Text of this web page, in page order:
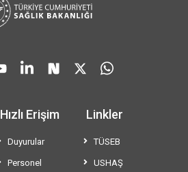
Hızlı Erişim
Duyurular
Personel
Linkler
TÜSEB
USHAŞ